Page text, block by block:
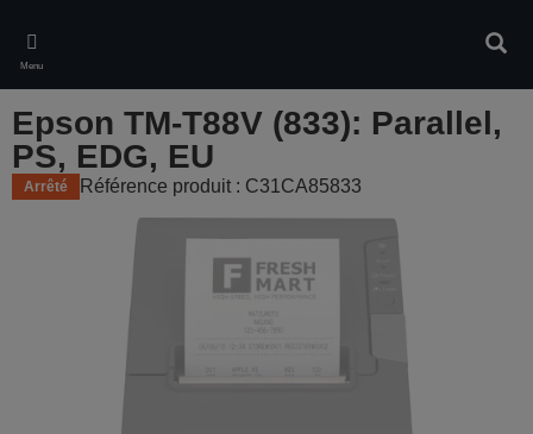
main
content
Menu
Epson TM-T88V (833): Parallel,
PS, EDG, EU
Arrêté Référence produit : C31CA85833